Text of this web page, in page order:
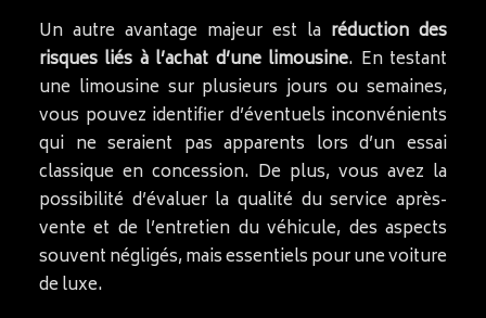
Un autre avantage majeur est la réduction des
risques liés à l’achat d’une limousine. En testant
une limousine sur plusieurs jours ou semaines,
vous pouvez identifier d’éventuels inconvénients
qui ne seraient pas apparents lors d’un essai
classique en concession. De plus, vous avez la
possibilité d’évaluer la qualité du service après-
vente et de l’entretien du véhicule, des aspects
souvent négligés, mais essentiels pour une voiture
de luxe.